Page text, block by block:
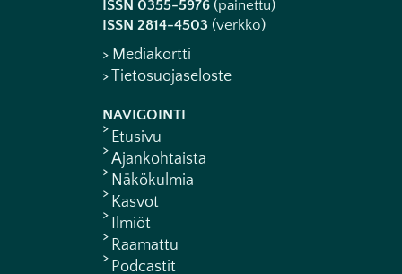
ISSN 0355-5976 (painettu)
ISSN 2814-4503 (verkko)
> Mediakortti
> Tietosuojaseloste
NAVIGOINTI
Etusivu
Ajankohtaista
Näkökulmia
Kasvot
Ilmiöt
Raamattu
Podcastit